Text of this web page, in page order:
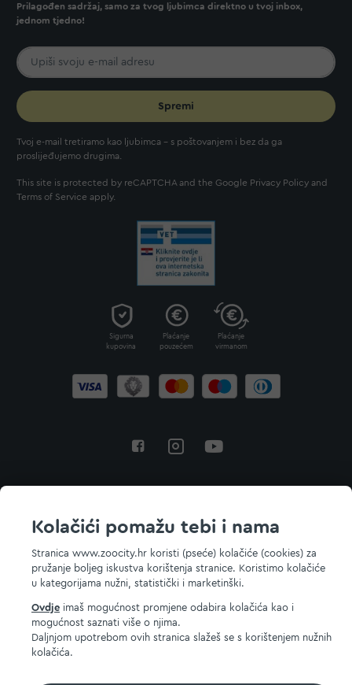
Kolačići pomažu tebi i nama
Stranica www.zoocity.hr koristi (pseće) kolačiće (cookies) za
pružanje boljeg iskustva korištenja stranice. Koristimo kolačiće
u kategorijama nužni, statistički i marketinški.
Ovdje imaš mogućnost promjene odabira kolačića kao i
mogućnost saznati više o njima.
Daljnjom upotrebom ovih stranica slažeš se s korištenjem nužnih
kolačića.
Prilagođen sadržaj, samo za tvog ljubimca direktno u tvoj inbox,
jednom tjedno!
Spremi
Tvoj e-mail tretiramo kao ljubimca - s poštovanjem i bez da ga
proslijeđujemo drugima.
This site is protected by reCAPTCHA and the Google Privacy Policy and
Terms of Service apply.
Sigurna
kupovina
Plaćanje
pouzećem
Plaćanje
virmanom
© 2026 ZOOCITY. Sva prava zadržana.